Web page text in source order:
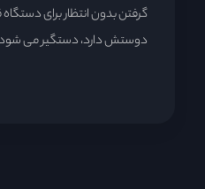
گرفتن بدون انتظار برای
دوستش دارد، دستگیر می شود و
عقب‌نشینی کند و نقشه‌های